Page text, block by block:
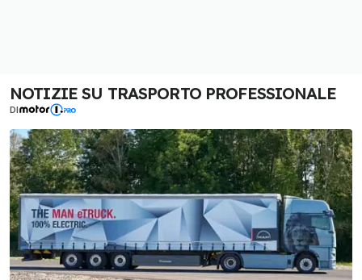
NOTIZIE SU TRASPORTO PROFESSIONALE
DI